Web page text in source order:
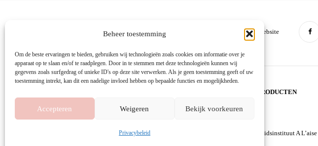
Beheer toestemming
Om de beste ervaringen te bieden, gebruiken wij technologieën zoals cookies om informatie over je
apparaat op te slaan en/of te raadplegen. Door in te stemmen met deze technologieën kunnen wij
gegevens zoals surfgedrag of unieke ID's op deze site verwerken. Als je geen toestemming geeft of uw
toestemming intrekt, kan dit een nadelige invloed hebben op bepaalde functies en mogelijkheden.
Accepteren Weigeren Bekijk voorkeuren
Privacybeleid
Website
PRODUCTEN
Schoonheidsinstituut A L’aise